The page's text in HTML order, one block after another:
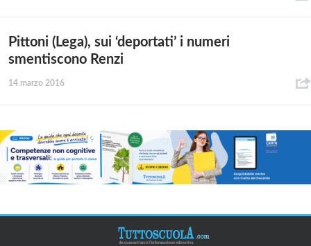
Pittoni (Lega), sui ‘deportati’ i numeri
smentiscono Renzi
14 marzo 2016